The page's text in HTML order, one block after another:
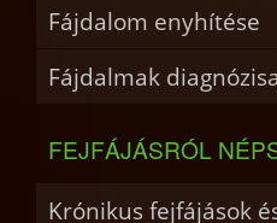
Fájdalom enyhítése
Fájdalmak diagnózisa
FEJFÁJÁSRÓL
Krónikus fejfájások